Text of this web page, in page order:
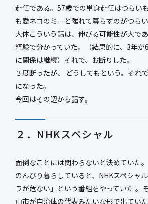
まちづくり
官民連携
防災マネジメント事業
インフラ
環境調査事業
ハイウェイ
赴任である。57歳での単身赴任はつらい
も愛ネコのミーと離れて暮らすのがつらい
大体こういう話は、伸びる可能性が大で
経験で分かっていた。（結果的に、3年が
に関係は継続）それで、お断りした。
３度断ったが、 どうしてもという。それ
になった。
今回はその辺から話す。
２．NHKスペシャル
面倒なことには関わらないと決めていた。
のんびり暮らしていると、NHKスペシャ
ラが危ない」という番組をやっていた 。
山市が自治体の代表みたいな形で出ていた